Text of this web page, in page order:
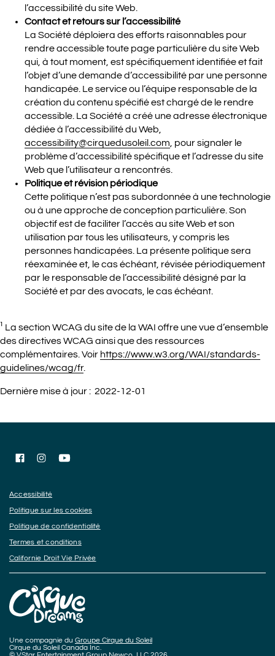
l’accessibilité du site Web.
Contact et retours sur l’accessibilité
La Société déploiera des efforts raisonnables pour
rendre accessible toute page particulière du site Web
qui, à tout moment, est spécifiquement identifiée et fait
l’objet d’une demande d’accessibilité par une personne
handicapée. Le service ou l’équipe responsable de la
création du contenu spécifié est chargé de le rendre
accessible. La Société a créé une adresse électronique
dédiée à l’accessibilité du Web,
accessibility@cirquedusoleil.com , pour signaler le
problème d’accessibilité spécifique et l’adresse du site
Web que l’utilisateur a rencontrés.
Politique et révision périodique
Cette politique n’est pas subordonnée à une technologie
ou à une approche de conception particulière. Son
objectif est de faciliter l’accès au site Web et son
utilisation par tous les utilisateurs, y compris les
personnes handicapées. La présente politique sera
réexaminée et, le cas échéant, révisée périodiquement
par le responsable de l’accessibilité désigné par la
Société et par des avocats, le cas échéant.
¹ La section WCAG du site de la WAI offre une vue d’ensemble
des directives WCAG ainsi que des ressources
complémentaires. Voir https://www.w3.org/WAI/standards-
guidelines/wcag/fr.
Dernière mise à jour : 2022-12-01
Facebook
Instagram
YouTube
Accessibilité
Politique sur les cookies
Politique de confidentialité
Termes et conditions
Californie Droit Vie Privée
Une compagnie du Groupe Cirque du Soleil
Cirque du Soleil Canada Inc.